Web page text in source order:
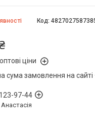
Код:
ціни
сума замовлення на
97-44